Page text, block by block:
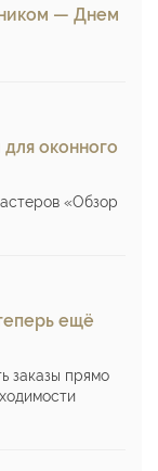
— Днем
оконного
«Обзор
ещё
заказы прямо